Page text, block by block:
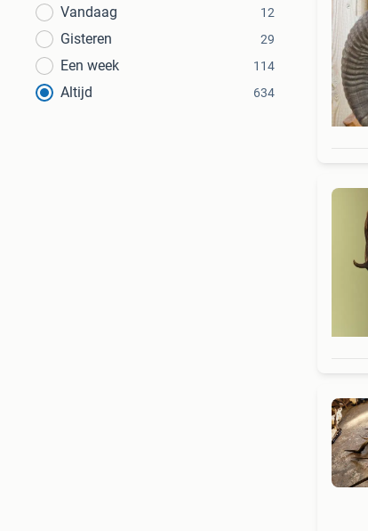
Vandaag
12
Gisteren 29
Een week 114
Altijd 634